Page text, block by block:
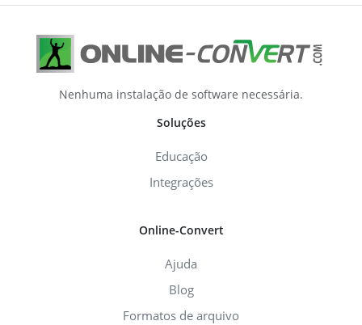
Nenhuma instalação de software necessária.
Soluções
Educação
Integrações
Online-Convert
Ajuda
Blog
Formatos de arquivo